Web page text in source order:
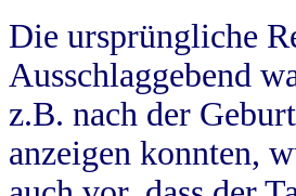
Die ursprüngliche
Ausschlaggebend
z.B. nach der
anzeigen konnten,